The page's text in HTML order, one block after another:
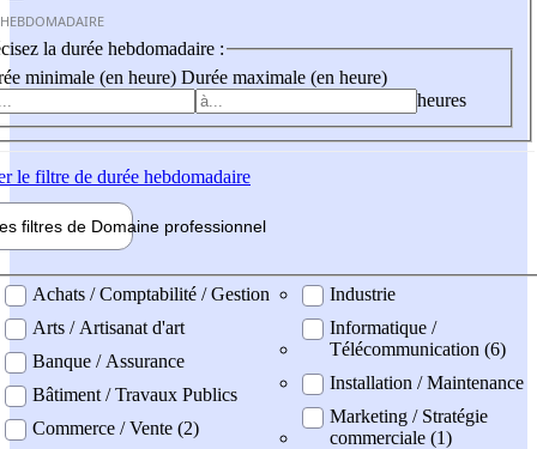
la durée hebdomadaire :
minimale (en heure) Durée maximale (en heure)
heures
le filtre de durée hebdomadaire
filtres de Domaine professionnel
professionel
Achats / Comptabilité / Gestion
Arts / Artisanat d'art
Banque / Assurance
Bâtiment / Travaux Publics
Commerce / Vente (2)
Industrie
Informatique /
Télécommunication (6)
Installation / Maintenance
Marketing / Stratégie
commerciale (1)